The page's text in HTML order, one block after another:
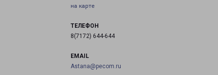
на карте
ТЕЛЕФОН
8(7172) 644-644
EMAIL
Astana@pecom.ru